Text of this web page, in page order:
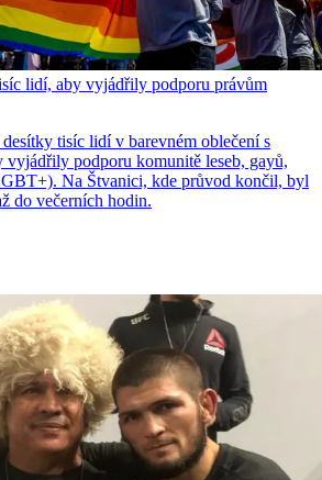
lidí, aby vyjádřily podporu právům
tisíc lidí v barevném oblečení s
podporu komunitě leseb, gayů,
Na Štvanici, kde průvod končil, byl
do večerních hodin.